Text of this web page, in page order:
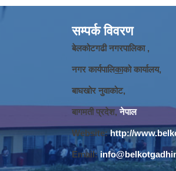
सम्पर्क विवरण
बेलकोटगढी नगरपालिका ,
नगर कार्यपालिकाको कार्यालय,
बाघखोर नुवाकोट,
बागमती प्रदेश, नेपाल
Website:http://
Email: